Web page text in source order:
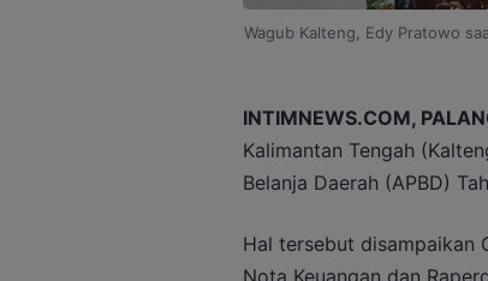
Wagub Kalteng, Edy Pratowo
INTIMNEWS.COM,
Kalimantan Tengah
Belanja Daerah (APBD)
Hal tersebut disampaikan